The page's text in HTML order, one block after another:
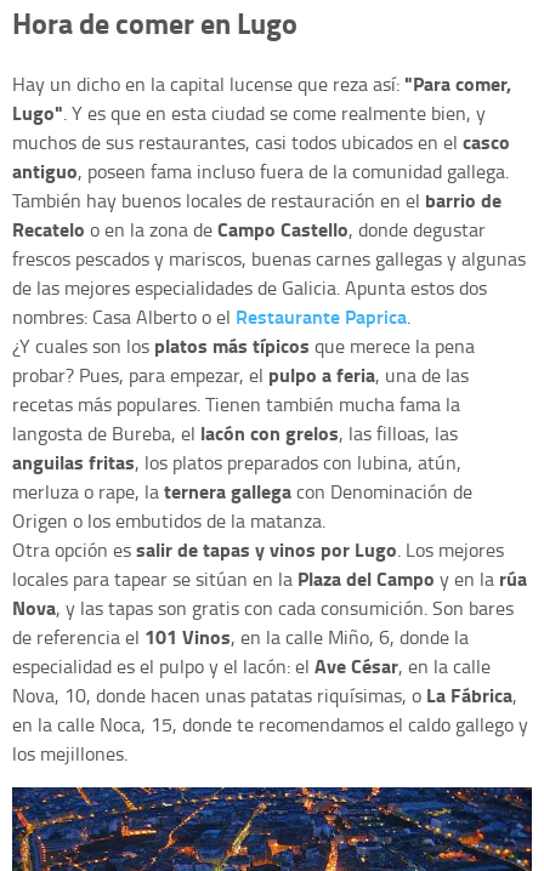
Hora de comer en Lugo
Hay un dicho en la capital lucense que reza así: "Para comer,
Lugo". Y es que en esta ciudad se come realmente bien, y
muchos de sus restaurantes, casi todos ubicados en el casco
antiguo, poseen fama incluso fuera de la comunidad gallega.
También hay buenos locales de restauración en el barrio de
Recatelo o en la zona deCampo Castello, donde degustar
frescos pescados y mariscos, buenas carnes gallegas y algunas
de las mejores especialidades de Galicia. Apunta estos dos
nombres: Casa Alberto o el Restaurante Paprica.
¿Y cuales son los platos más típicos que merece la pena
probar? Pues, para empezar, el pulpo a feria, una de las
recetas más populares. Tienen también mucha fama la
langosta de Bureba, el lacón con grelos, las filloas, las
anguilas fritas, los platos preparados con lubina, atún,
merluza o rape, laternera gallegacon Denominación de
Origen o los embutidos de la matanza.
Otra opción essalir de tapas y vinos por Lugo. Los mejores
locales para tapear se sitúan en la Plaza del Campo y en la rúa
Nova, y las tapas son gratis con cada consumición. Son bares
de referencia el 101 Vinos, en la calle Miño, 6, donde la
especialidad es el pulpo y el lacón: el Ave César, en la calle
Nova, 10, donde hacen unas patatas riquísimas, o La Fábrica,
en la calle Noca, 15, donde te recomendamos el caldo gallego y
los mejillones.